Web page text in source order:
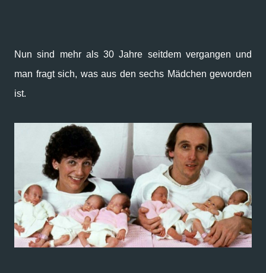
Nun sind mehr als 30 Jahre seitdem vergangen und
man fragt sich, was aus den sechs Mädchen geworden
ist.